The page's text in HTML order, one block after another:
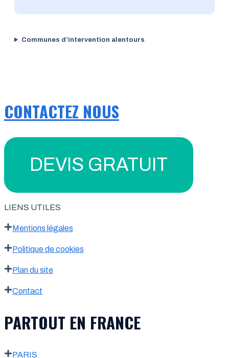
Communes d’intervention alentours
CONTACTEZ NOUS
DEVIS GRATUIT
LIENS UTILES
Mentions légales
Politique de cookies
Plan du site
Contact
PARTOUT EN FRANCE
PARIS